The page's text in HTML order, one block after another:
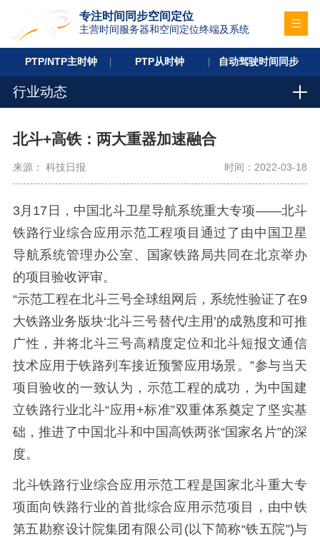
专注时间同步空间定位
主营时间服务器和空间定位终端及系统
PTP/NTP主时钟 PTP从时钟 自动驾驶时间同步
行业动态
北斗+高铁：两大重器加速融合
来源： 科技日报 时间：2022-03-18
3月17日，中国北斗卫星导航系统重大专项——北斗
铁路行业综合应用示范工程项目通过了由中国卫星
导航系统管理办公室、国家铁路局共同在北京举办
的项目验收评审。
“示范工程在北斗三号全球组网后，系统性验证了在9
大铁路业务版块‘北斗三号替代/主用’的成熟度和可推
广性，并将北斗三号高精度定位和北斗短报文通信
技术应用于铁路列车接近预警应用场景。”参与当天
项目验收的一致认为，示范工程的成功，为中国建
立铁路行业北斗“应用+标准”双重体系奠定了坚实基
础，推进了中国北斗和中国高铁两张“国家名片”的深
度。
北斗铁路行业综合应用示范工程是国家北斗重大专
项面向铁路行业的首批综合应用示范项目，由中铁
第五勘察设计院集团有限公司(以下简称“铁五院”)与